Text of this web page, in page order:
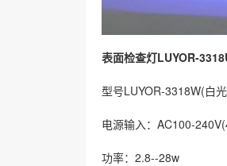
表面检查灯LUYOR-
型号LUYOR-3318W(白
电源输入：AC100-
功率：2.8--28w